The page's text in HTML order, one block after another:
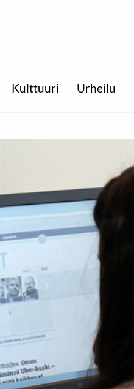
Kulttuuri Urheilu